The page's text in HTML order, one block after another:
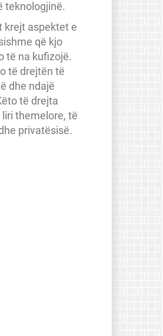
teknologjinë.
krejt aspektet e
që kjo
të na kufizojë.
të drejtën të
dhe ndajë
të drejta
themelore, të
privatësisë.